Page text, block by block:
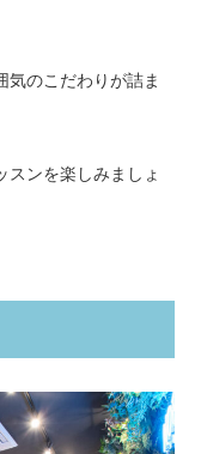
気のこだわりが詰ま
スンを楽しみましょ